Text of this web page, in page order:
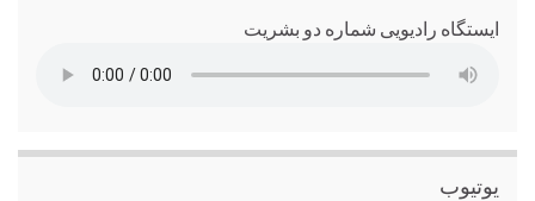
ایستگاه رادیویی شماره دو بشریت
یوتیوب